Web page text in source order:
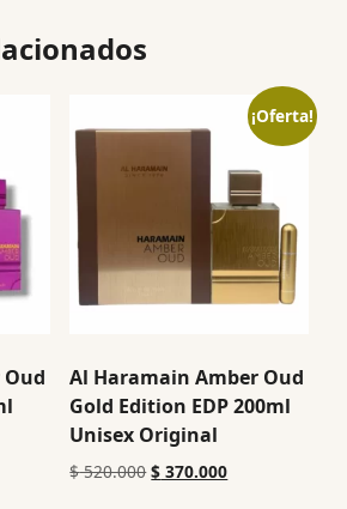
¡Oferta!
Al Haramain Amber Oud
Gold Edition EDP 200ml
Unisex Original
$520.000 $ 370.000